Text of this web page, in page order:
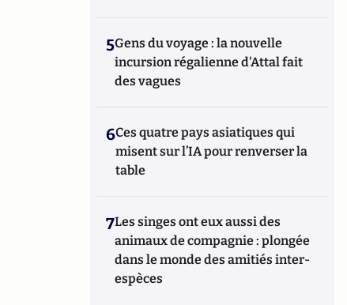
5Gens du voyage : la nouvelle
incursion régalienne d'Attal fait
des vagues
6Ces quatre pays asiatiques qui
misent sur l’IA pour renverser la
table
7Les singes ont eux aussi des
animaux de compagnie : plongée
dans le monde des amitiés inter-
espèces